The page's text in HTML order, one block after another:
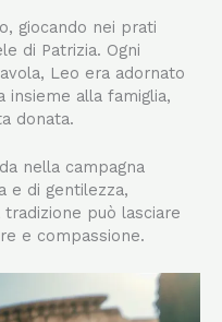
giocando nei prati
di Patrizia. Ogni
Leo era adornato
insieme alla famiglia,
donata.
nella campagna
e di gentilezza,
può lasciare
e compassione.